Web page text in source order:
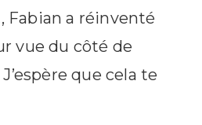
Fabian a réinventé
vue du côté de
que cela te